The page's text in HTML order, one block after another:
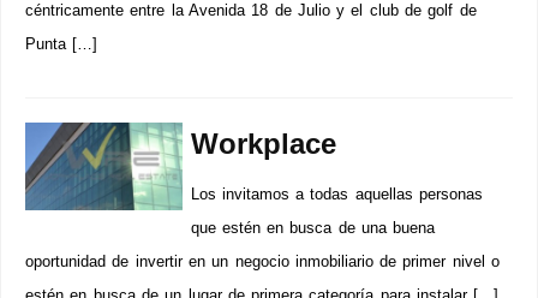
céntricamente entre la Avenida 18 de Julio y el club de golf de
Punta […]
Workplace
Los invitamos a todas aquellas personas
que estén en busca de una buena
oportunidad de invertir en un negocio inmobiliario de primer nivel o